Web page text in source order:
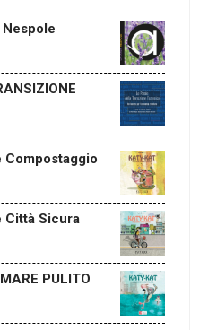
Compostaggio
Città Sicura
PULITO